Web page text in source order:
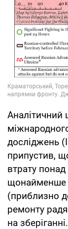
Аналітичний
досліджень
припустив,
втрату
щонайменше
(приблизно
ремонту
на